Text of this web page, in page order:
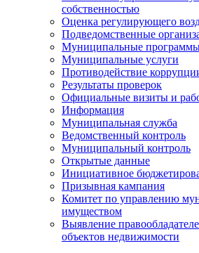
собственностью
Оценка регулирующего
Подведомственные
Муниципальные
Муниципальные услуги
Противодействие
Результаты проверок
Официальные визиты и
Информация
Муниципальная служба
Ведомственный контроль
Муниципальный контроль
Открытые данные
Инициативное
Призывная кампания
Комитет по управлению
имуществом
Выявление
объектов недвижимости